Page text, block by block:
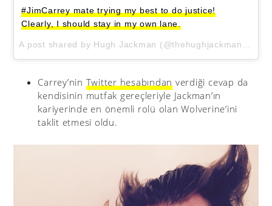
#JimCarrey mate trying my best to do justice!
Clearly, I should stay in my own lane.
Carrey’nin Twitter hesabından verdiği cevap da
kendisinin mutfak gereçleriyle Jackman’ın
kariyerinde en önemli rolü olan Wolverine’ini
taklit etmesi oldu.